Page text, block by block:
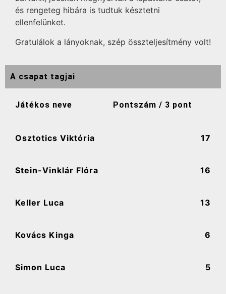
és rengeteg hibára is tudtuk késztetni
ellenfelünket.
Gratulálok a lányoknak, szép összteljesítmény volt!
A csapat tagjai
Játékos neve Pontszám / 3 pont
Osztotics Viktória 17
Stein-Vinklár Flóra 16
Keller Luca 13
Kovács Kinga 6
Simon Luca 5